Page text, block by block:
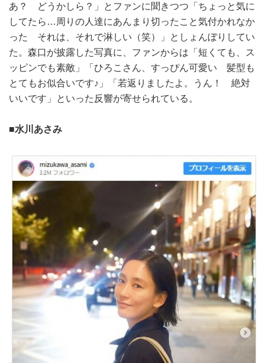
あ？ どうかしら？」とファンに聞きつつ「ちょっと気に
してたら…周りの人達にあんまり切ったこと気付かれなか
った それは、それで淋しい（笑）」としょんぼりしてい
た。森口が披露した写真に、ファンからは「短くても、ス
ッピンでも素敵」「ひろこさん、すっぴん可愛い 髪型も
とてもお似合いです♪」「若返りましたよ。うん！ 絶対
いいです」といった反響が寄せられている。
■水川あさみ